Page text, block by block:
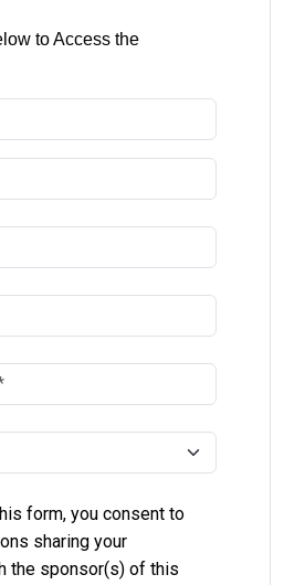
to Access the
form, you consent to
sharing your
the sponsor(s) of this